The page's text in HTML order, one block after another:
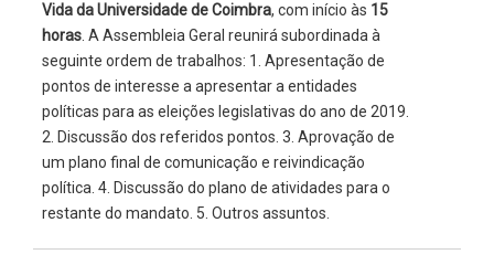
Vida da Universidade de Coimbra, com início às 15
horas. A Assembleia Geral reunirá subordinada à
seguinte ordem de trabalhos: 1. Apresentação de
pontos de interesse a apresentar a entidades
políticas para as eleições legislativas do ano de 2019.
2. Discussão dos referidos pontos. 3. Aprovação de
um plano final de comunicação e reivindicação
política. 4. Discussão do plano de atividades para o
restante do mandato. 5. Outros assuntos.